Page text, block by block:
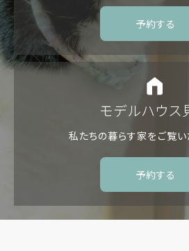
予約する
モデルハウス
私たちの暮らす家をご覧い
予約する